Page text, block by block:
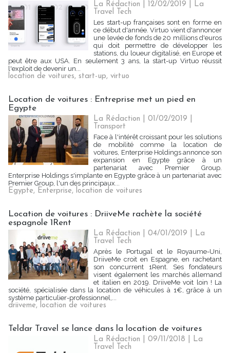
La Rédaction | 12/02/2019
La
Travel Tech
Les start-up françaises sont en forme en
ce début d'année. Virtuo vient d'annoncer
une levée de fonds de 20 millions d'euros
qui doit permettre de développer les
stations, du loueur digitalisé, en Europe et
peut être aux USA. En seulement 3 ans, la start-up Virtuo réussit
l'exploit de devenir un...
location de voitures, start-up, virtuo
Location de voitures : Entreprise met un pied en
Egypte
La Rédaction | 01/02/2019
Transport
Face à l'intérêt croissant pour les solutions
de mobilité comme la location de
voitures, Enterprise Holdings annonce son
expansion en Egypte grâce à un
partenariat avec Premier Group.
Enterprise Holdings s'implante en Egypte grâce à un partenariat avec
Premier Group, l'un des principaux...
Egypte, Enterprise, location de voitures
Location de voitures : DriiveMe rachète la société
espagnole 1Rent
La Rédaction | 04/01/2019
La
Travel Tech
Après le Portugal et le Royaume-Uni,
DriiveMe croit en Espagne, en rachetant
son concurrent 1Rent. Ses fondateurs
visent également les marchés allemand
et italien en 2019. DriiveMe voit loin ! La
société, spécialisée dans la location de véhicules à 1€, grâce à un
système particulier-professionnel,...
driiveme, location de voitures
Teldar Travel se lance dans la location de voitures
La Rédaction | 09/11/2018
La
Travel Tech